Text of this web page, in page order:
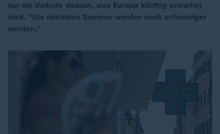
nur ein Vorbote dessen, was Europa künftig erwarten
wird. "Die nächsten Sommer werden noch schwieriger
werden."